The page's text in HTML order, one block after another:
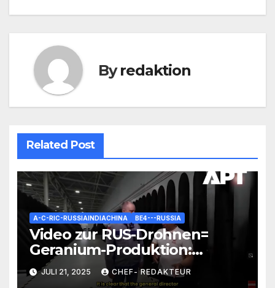
Byredaktion
Related Post
A-C-RIC-RUSSIAINDIACHINA BE4---RUSSIA
Video zur RUS-Drohnen=
Geranium-Produktion:
Interessante Zahlen und
Fakten
JULI 21, 2025 CHEF- REDAKTEUR